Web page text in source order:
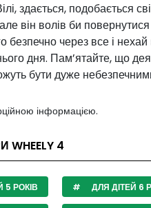
здається, подобається
він волів би
безпечно через все і
дня. Пам’ятайте, що
бути дуже
інформацією.
WHEELY 4
5 РОКІВ ДЛЯ ДІТЕЙ 6